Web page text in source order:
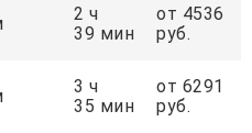
2 ч
39 мин
от 4536
руб.
3 ч
35 мин
от 6291
руб.